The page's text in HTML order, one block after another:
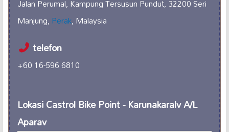
Jalan Perumal, Kampung Tersusun Pundut, 32200 Seri
Manjung,Perak, Malaysia
telefon
+60 16-596 6810
Lokasi Castrol Bike Point - Karunakaralv A/L
Aparav